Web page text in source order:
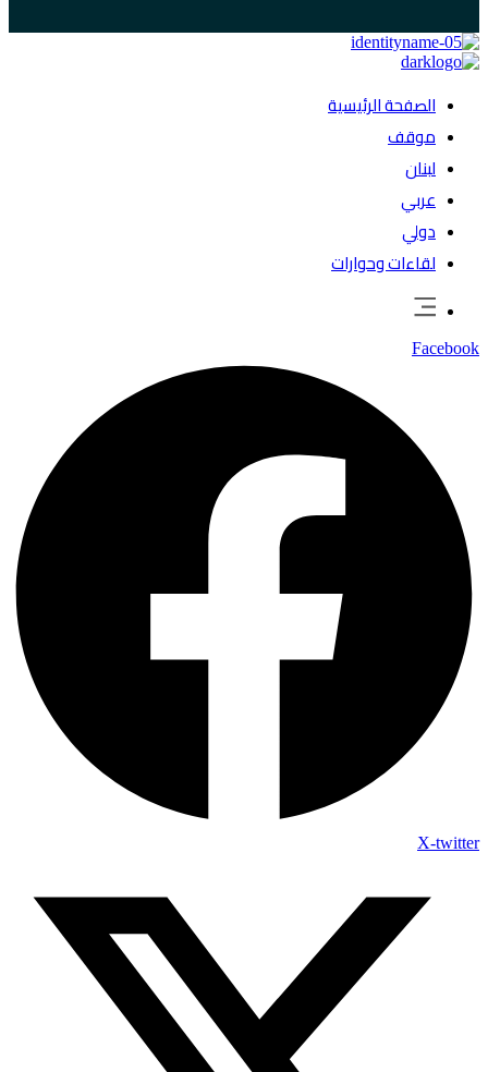
الصفحة الرئيسية
موقف
لبنان
عربي
دولي
لقاءات وحوارات
Facebook
X-twitter